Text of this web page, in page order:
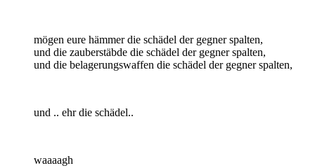
mögen eure hämmer die schädel der gegner spalten,
und die zauberstäbde die schädel der gegner spalten,
und die belagerungswaffen die schädel der gegner spalten,
und .. ehr die schädel..
waaaagh